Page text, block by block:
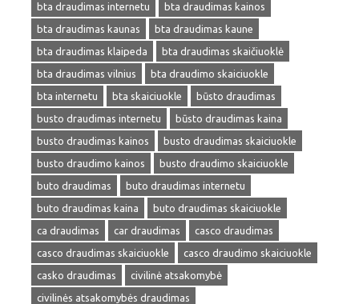
bta draudimas internetu
bta draudimas kainos
bta draudimas kaunas
bta draudimas kaune
bta draudimas klaipeda
bta draudimas skaičiuoklė
bta draudimas vilnius
bta draudimo skaiciuokle
bta internetu
bta skaiciuokle
būsto draudimas
busto draudimas internetu
būsto draudimas kaina
busto draudimas kainos
busto draudimas skaiciuokle
busto draudimo kainos
busto draudimo skaiciuokle
buto draudimas
buto draudimas internetu
buto draudimas kaina
buto draudimas skaiciuokle
ca draudimas
car draudimas
casco draudimas
casco draudimas skaiciuokle
casco draudimo skaiciuokle
casko draudimas
civilinė atsakomybė
civilinės atsakomybės draudimas